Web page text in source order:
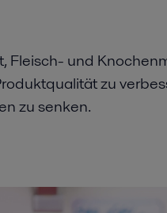
Fleisch- und
zu
zu senken.